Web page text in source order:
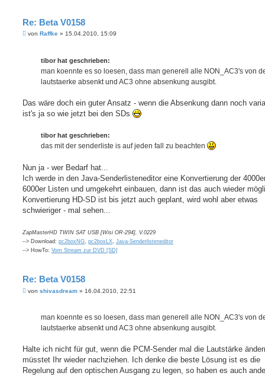
Re: Beta V0158
Bvon Raffke » 15.04.2010, 15:09
tibor hat geschrieben:
man koennte es so loesen, dass man generell alle NON_AC3's von
lautstaerke absenkt und AC3 ohne absenkung ausgibt.
Das wäre doch ein guter Ansatz - wenn die Absenkung dann noch
ist's ja so wie jetzt bei den SDs
tibor hat geschrieben:
das mit der senderliste is auf jeden fall zu beachten
Nun ja - wer Bedarf hat...
Ich werde in den Java-Senderlisteneditor eine Konvertierung der
6000er Listen und umgekehrt einbauen, dann ist das auch wieder
Konvertierung HD-SD ist bis jetzt auch geplant, wird wohl aber etwas
schwieriger - mal sehen...
ZapMasterHD TWIN SAT USB [Wisi OR-294], V.0229
--> Download: pc2boxNG, pc2boxLX, Java-Senderlisteneditor
--> HowTo: Vom Stream zur DVD [SD]
Re: Beta V0158
Bvon shivasdream » 16.04.2010, 22:51
man koennte es so loesen, dass man generell alle NON_AC3's von
lautstaerke absenkt und AC3 ohne absenkung ausgibt.
Halte ich nicht für gut, wenn die PCM-Sender mal die Lautstärke
müsstet Ihr wieder nachziehen. Ich denke die beste Lösung ist es die
Regelung auf den optischen Ausgang zu legen, so haben es auch